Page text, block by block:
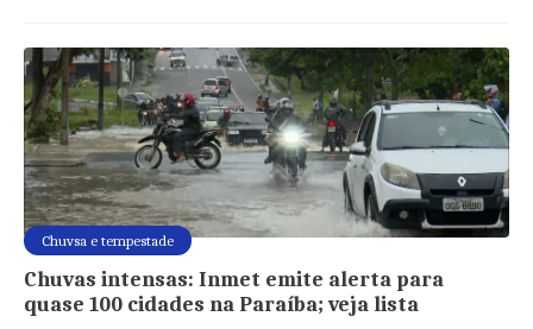
Chuvsa e tempestade
Chuvas intensas: Inmet emite alerta para
quase 100 cidades na Paraíba; veja lista